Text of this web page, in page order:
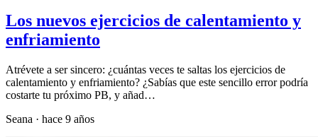
Los nuevos ejercicios de calentamiento y
enfriamiento
Atrévete a ser sincero: ¿cuántas veces te saltas los ejercicios de
calentamiento y enfriamiento? ¿Sabías que este sencillo error podría
costarte tu próximo PB, y añad…
Seana · hace 9 años